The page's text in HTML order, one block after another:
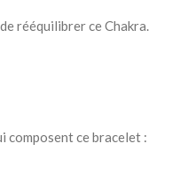
rééquilibrer ce Chakra.
composent ce bracelet :